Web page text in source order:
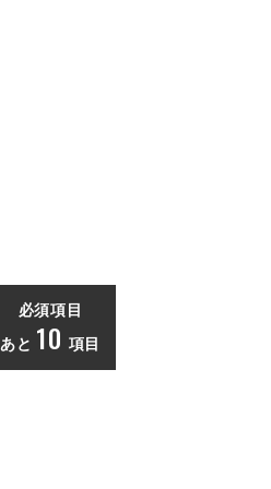
必須項目
あと 10 項目